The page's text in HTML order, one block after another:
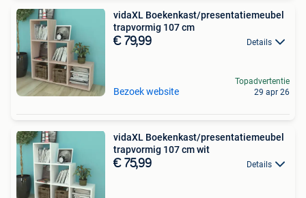
vidaXL Boekenkast/presentatiemeubel
trapvormig 107 cm
€ 79,99 Details
Bezoek website
Topadvertentie
29 apr 26
vidaXL Boekenkast/presentatiemeubel
trapvormig 107 cm wit
€ 75,99 Details